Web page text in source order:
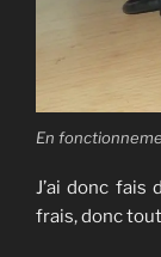
En
J’ai donc
frais, donc